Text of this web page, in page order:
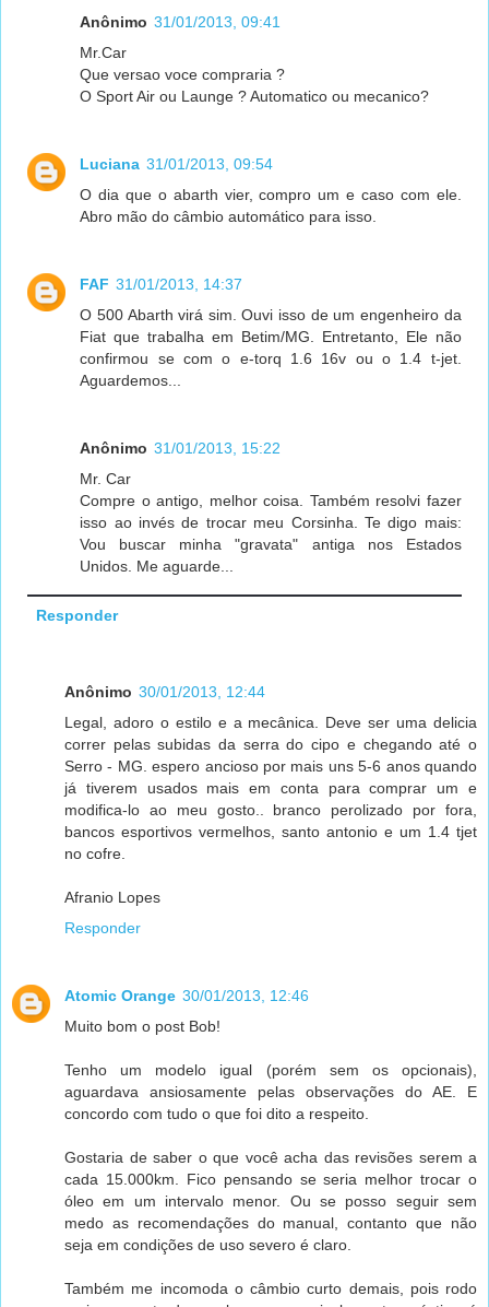
Anônimo 31/01/2013, 09:41
Mr.Car
Que versao voce compraria ?
O Sport Air ou Launge ? Automatico ou mecanico?
Luciana 31/01/2013, 09:54
O dia que o abarth vier, compro um e caso com ele.
Abro mão do câmbio automático para isso.
FAF 31/01/2013, 14:37
O 500 Abarth virá sim. Ouvi isso de um engenheiro da
Fiat que trabalha em Betim/MG. Entretanto, Ele não
confirmou se com o e-torq 1.6 16v ou o 1.4 t-jet.
Aguardemos...
Anônimo 31/01/2013, 15:22
Mr. Car
Compre o antigo, melhor coisa. Também resolvi fazer
isso ao invés de trocar meu Corsinha. Te digo mais:
Vou buscar minha "gravata" antiga nos Estados
Unidos. Me aguarde...
Responder
Anônimo 30/01/2013, 12:44
Legal, adoro o estilo e a mecânica. Deve ser uma delicia
correr pelas subidas da serra do cipo e chegando até o
Serro - MG. espero ancioso por mais uns 5-6 anos quando
já tiverem usados mais em conta para comprar um e
modifica-lo ao meu gosto.. branco perolizado por fora,
bancos esportivos vermelhos, santo antonio e um 1.4 tjet
no cofre.
Afranio Lopes
Responder
Atomic Orange 30/01/2013, 12:46
Muito bom o post Bob!
Tenho um modelo igual (porém sem os opcionais),
aguardava ansiosamente pelas observações do AE. E
concordo com tudo o que foi dito a respeito.
Gostaria de saber o que você acha das revisões serem a
cada 15.000km. Fico pensando se seria melhor trocar o
óleo em um intervalo menor. Ou se posso seguir sem
medo as recomendações do manual, contanto que não
seja em condições de uso severo é claro.
Também me incomoda o câmbio curto demais, pois rodo